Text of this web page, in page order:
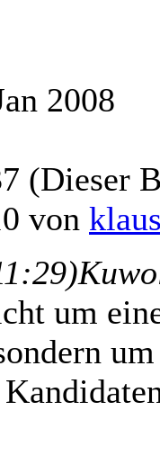
2008
(Dieser
von
um